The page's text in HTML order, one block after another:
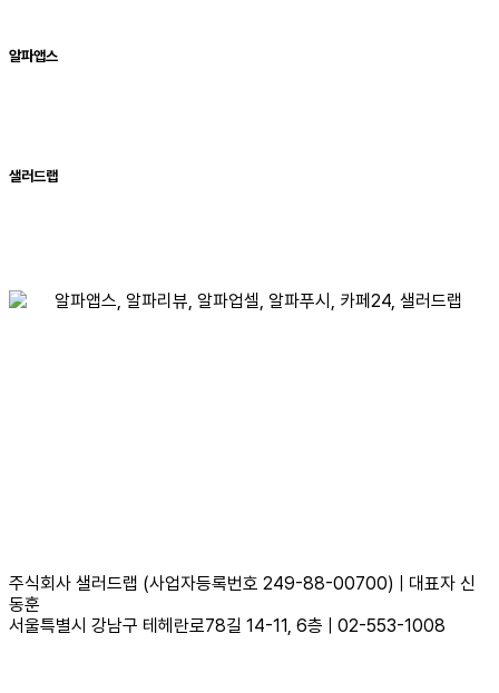
알파앱스
샐러드랩
주식회사 샐러드랩 (사업자등록번호 249-88-00700) | 대표자 신
동훈
서울특별시 강남구 테헤란로78길 14-11, 6층 | 02-553-1008